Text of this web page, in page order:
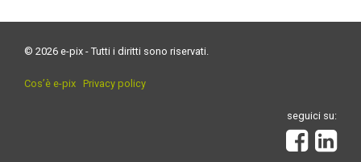
© 2026 e-pix - Tutti i diritti sono riservati.
Cos’è e-pix Privacy policy
seguici su: